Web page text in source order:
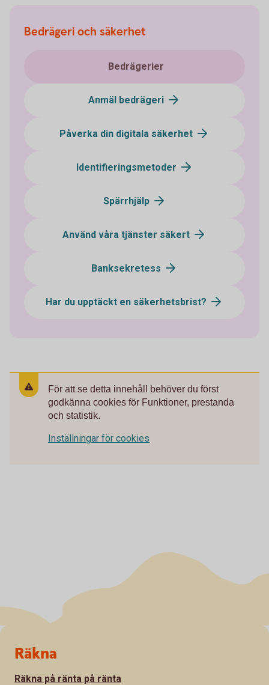
Bedrägeri och säkerhet
Bedrägerier
Anmäl bedrägeri
Påverka din digitala säkerhet
Identifieringsmetoder
Spärrhjälp
Använd våra tjänster säkert
Banksekretess
Har du upptäckt en säkerhetsbrist?
För att se detta innehåll behöver du först
godkänna cookies för Funktioner, prestanda
och statistik.
Inställningar för cookies
Sidfot
Räkna
Räkna på ränta på ränta